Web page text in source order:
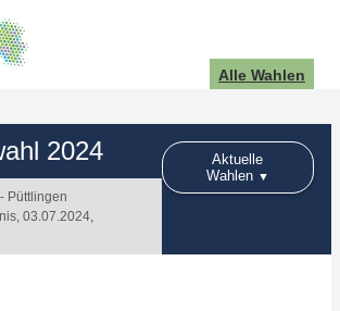
Alle Wahlen
2024
Püttlingen
03.07.2024,
Aktuelle
Wahlen